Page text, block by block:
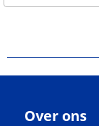
Over ons